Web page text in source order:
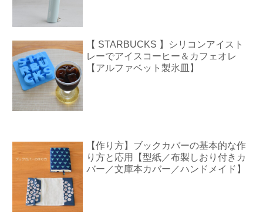
【 STARBUCKS 】シリコンアイスト
レーでアイスコーヒー＆カフェオレ
【アルファベット製氷皿】
【作り方】ブックカバーの基本的な作
り方と応用【型紙／布製しおり付きカ
バー／文庫本カバー／ハンドメイド】